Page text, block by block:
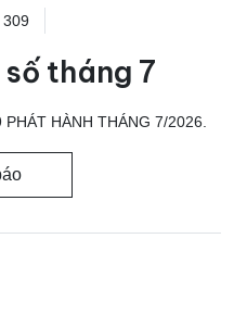
309
tháng 7
HÀNH THÁNG 7/2026.